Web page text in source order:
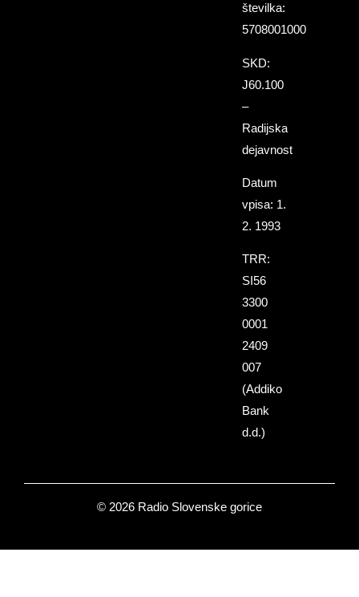
številka:
5708001000
SKD:
J60.100
–
Radijska
dejavnost
Datum
vpisa: 1.
2. 1993
TRR:
SI56
3300
0001
2409
007
(Addiko
Bank
d.d.)
© 2026 Radio Slovenske gorice